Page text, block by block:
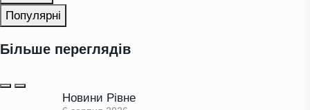
Популярні
Більше переглядів
Новини Рівне